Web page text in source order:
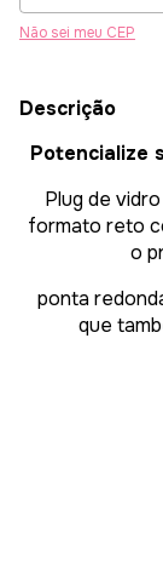
Não sei meu CEP
Descrição
Potencialize
Plug de
formato reto
o
ponta
que